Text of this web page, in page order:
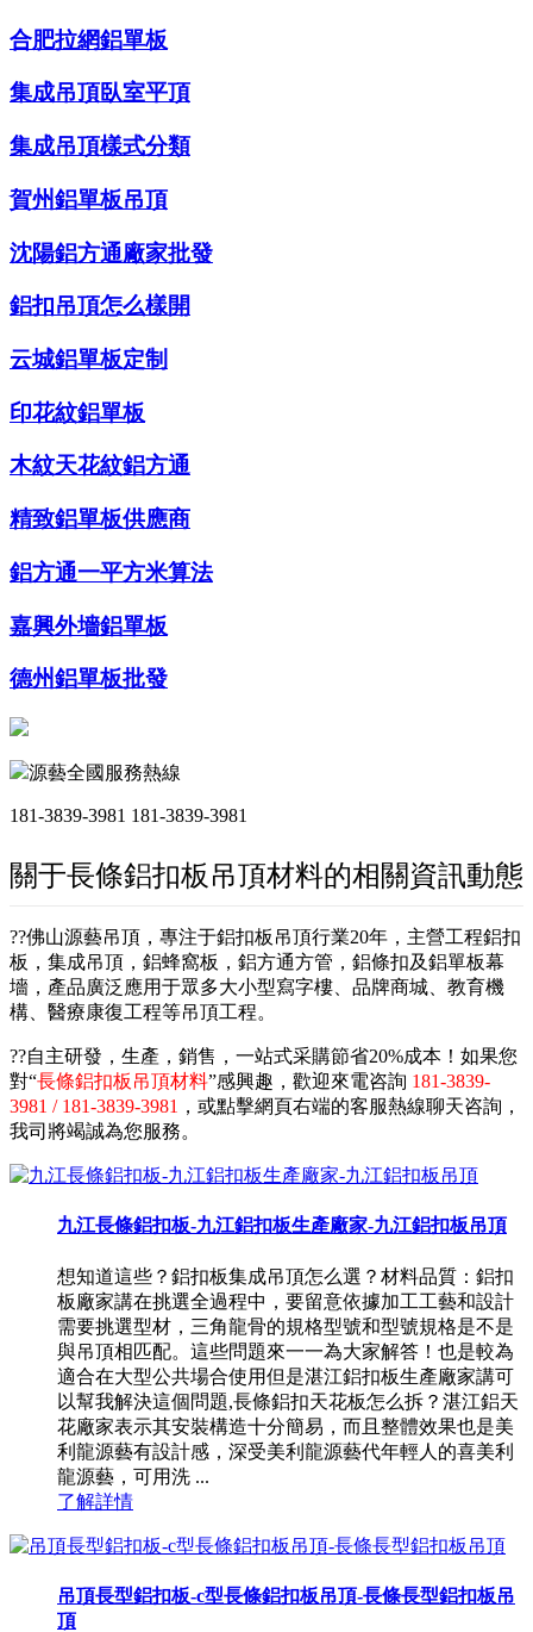
合肥拉網鋁單板
集成吊頂臥室平頂
集成吊頂樣式分類
賀州鋁單板吊頂
沈陽鋁方通廠家批發
鋁扣吊頂怎么樣開
云城鋁單板定制
印花紋鋁單板
木紋天花紋鋁方通
精致鋁單板供應商
鋁方通一平方米算法
嘉興外墻鋁單板
德州鋁單板批發
源藝全國服務熱線
181-3839-3981 181-3839-3981
關于長條鋁扣板吊頂材料的相關資訊動態
??佛山源藝吊頂，專注于鋁扣板吊頂行業20年，主營工程鋁扣
板，集成吊頂，鋁蜂窩板，鋁方通方管，鋁條扣及鋁單板幕
墻，產品廣泛應用于眾多大小型寫字樓、品牌商城、教育機
構、醫療康復工程等吊頂工程。
??自主研發，生產，銷售，一站式采購節省20%成本！如果您
對“長條鋁扣板吊頂材料”感興趣，歡迎來電咨詢 181-3839-
3981 / 181-3839-3981 ，或點擊網頁右端的客服熱線聊天咨詢，
我司將竭誠為您服務。
九江長條鋁扣板-九江鋁扣板生產廠家-九江鋁扣板吊頂
想知道這些？鋁扣板集成吊頂怎么選？材料品質：鋁扣
板廠家講在挑選全過程中，要留意依據加工工藝和設計
需要挑選型材，三角龍骨的規格型號和型號規格是不是
與吊頂相匹配。這些問題來一一為大家解答！也是較為
適合在大型公共場合使用但是湛江鋁扣板生產廠家講可
以幫我解決這個問題,長條鋁扣天花板怎么拆？湛江鋁天
花廠家表示其安裝構造十分簡易，而且整體效果也是美
利龍源藝有設計感，深受美利龍源藝代年輕人的喜美利
龍源藝，可用洗 ...
了解詳情
吊頂長型鋁扣板-c型長條鋁扣板吊頂-長條長型鋁扣板吊
頂